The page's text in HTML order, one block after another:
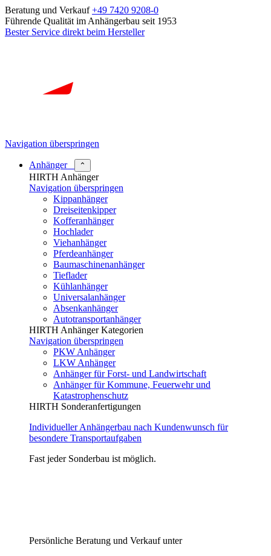
Beratung und Verkauf+49 7420 9208-0
Führende Qualität im Anhängerbau seit 1953
Bester Service direkt beim Hersteller
Navigation überspringen
Anhänger ⌃
HIRTH Anhänger
Navigation überspringen
Kippanhänger
Dreiseitenkipper
Kofferanhänger
Hochlader
Viehanhänger
Pferdeanhänger
Baumaschinenanhänger
Tieflader
Kühlanhänger
Universalanhänger
Absenkanhänger
Autotransportanhänger
HIRTH Anhänger Kategorien
Navigation überspringen
PKW Anhänger
LKW Anhänger
Anhänger für Forst- und Landwirtschaft
Anhänger für Kommune, Feuerwehr und
Katastrophenschutz
HIRTH Sonderanfertigungen
Individueller Anhängerbau nach Kundenwunsch für
besondere Transportaufgaben
Fast jeder Sonderbau ist möglich.
Persönliche Beratung und Verkauf unter